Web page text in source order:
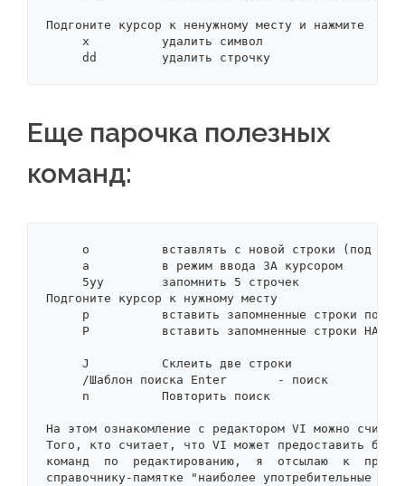
Подгоните курсор к ненужному месту и нажмите
     x          удалить символ
     dd         удалить строчку
Еще парочка полезных
команд:
o          вставлять с новой строки (под
     a          в режим ввода ЗА курсором
     5yy        запомнить 5 строчек
Подгоните курсор к нужному месту
p          вставить запомненные строки под
P          вставить запомненные строки НАД
     J          Склеить две строки
     /Шаблон поиска Enter       - поиск
     n          Повторить поиск
На этом ознакомление с редактором VI можно
Того, кто считает, что VI может предоставить
команд  по  редактированию,  я  отсылаю  к
справочнику-памятке "наиболее употребительные